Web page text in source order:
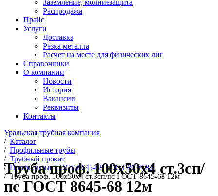
Заземление, молниезащита
Распродажа
Прайс
Услуги
Доставка
Резка металла
Расчет на месте для физических лиц
Справочники
О компании
Новости
История
Вакансии
Реквизиты
Контакты
Уральская трубная компания
/ Каталог
/ Профильные трубы
/ Трубный прокат
/ Профильные ГОСТ 8645-68 ГОСТ 8639-82
/ Труба проф. 100х50х4 ст.3сп/пс ГОСТ 8645-68 12м
Труба проф. 100х50х4 ст.3сп/
пс ГОСТ 8645-68 12м